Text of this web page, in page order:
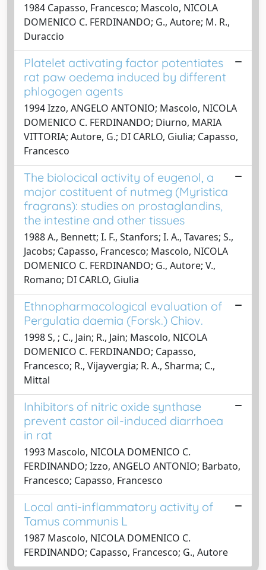
1984 Capasso, Francesco; Mascolo, NICOLA
DOMENICO C. FERDINANDO; G., Autore; M. R.,
Duraccio
Platelet activating factor potentiates
rat paw oedema induced by different
phlogogen agents
1994 Izzo, ANGELO ANTONIO; Mascolo, NICOLA
DOMENICO C. FERDINANDO; Diurno, MARIA
VITTORIA; Autore, G.; DI CARLO, Giulia; Capasso,
Francesco
The biolocical activity of eugenol, a
major costituent of nutmeg (Myristica
fragrans): studies on prostaglandins,
the intestine and other tissues
1988 A., Bennett; I. F., Stanfors; I. A., Tavares; S.,
Jacobs; Capasso, Francesco; Mascolo, NICOLA
DOMENICO C. FERDINANDO; G., Autore; V.,
Romano; DI CARLO, Giulia
Ethnopharmacological evaluation of
Pergulatia daemia (Forsk.) Chiov.
1998 S, ; C., Jain; R., Jain; Mascolo, NICOLA
DOMENICO C. FERDINANDO; Capasso,
Francesco; R., Vijayvergia; R. A., Sharma; C.,
Mittal
Inhibitors of nitric oxide synthase
prevent castor oil-induced diarrhoea
in rat
1993 Mascolo, NICOLA DOMENICO C.
FERDINANDO; Izzo, ANGELO ANTONIO; Barbato,
Francesco; Capasso, Francesco
Local anti-inflammatory activity of
Tamus communis L
1987 Mascolo, NICOLA DOMENICO C.
FERDINANDO; Capasso, Francesco; G., Autore